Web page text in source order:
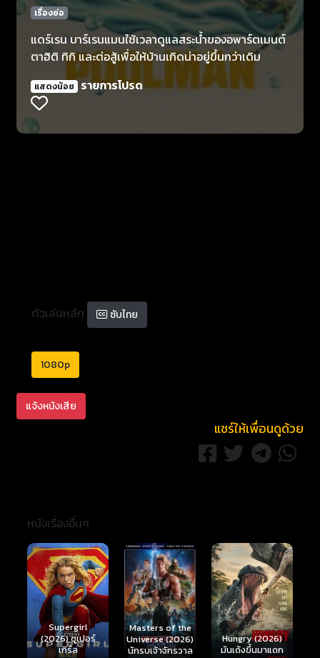
เรื่องย่อ
แดร์เรน บาร์เรนแมนใช้เวลาดูแลสระน้ำของอพาร์ตเมนต์
ตาฮิติ ทิกิ และต่อสู้เพื่อให้บ้านเกิดน่าอยู่ขึ้นกว่าเดิม
แสดงน้อย รายการโปรด
ตัวเล่นหลัก ซับไทย
1080p
แจ้งหนังเสีย
แชร์ให้เพื่อนดูด้วย
หนังเรื่องอื่นๆ
Masters of the
Universe (2026)
นักรบเจ้าจักรวาล
Hungry (2026)
มันเด้งขึ้นมาแดก
Ready or Not 2:
Here I Come
(2026) เกมพร้อม
ตาย 2